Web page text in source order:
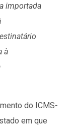
importada
à
do ICMS-
em que